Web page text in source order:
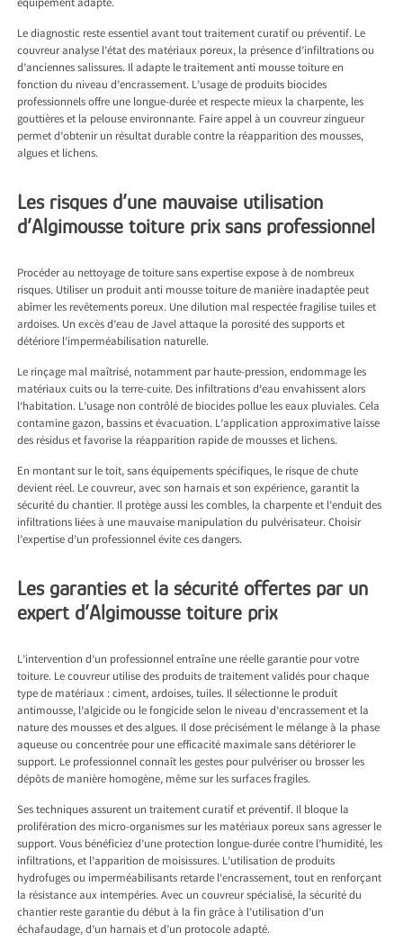
équipement adapté.
Le diagnostic reste essentiel avant tout traitement curatif ou préventif. Le
couvreur analyse l’état des matériaux poreux, la présence d’infiltrations ou
d’anciennes salissures. Il adapte le traitement anti mousse toiture en
fonction du niveau d’encrassement. L’usage de produits biocides
professionnels offre une longue-durée et respecte mieux la charpente, les
gouttières et la pelouse environnante. Faire appel à un couvreur zingueur
permet d’obtenir un résultat durable contre la réapparition des mousses,
algues et lichens.
Les risques d’une mauvaise utilisation
d’Algimousse toiture prix sans professionnel
Procéder au nettoyage de toiture sans expertise expose à de nombreux
risques. Utiliser un produit anti mousse toiture de manière inadaptée peut
abîmer les revêtements poreux. Une dilution mal respectée fragilise tuiles et
ardoises. Un excès d’eau de Javel attaque la porosité des supports et
détériore l’imperméabilisation naturelle.
Le rinçage mal maîtrisé, notamment par haute-pression, endommage les
matériaux cuits ou la terre-cuite. Des infiltrations d’eau envahissent alors
l’habitation. L’usage non contrôlé de biocides pollue les eaux pluviales. Cela
contamine gazon, bassins et évacuation. L’application approximative laisse
des résidus et favorise la réapparition rapide de mousses et lichens.
En montant sur le toit, sans équipements spécifiques, le risque de chute
devient réel. Le couvreur, avec son harnais et son expérience, garantit la
sécurité du chantier. Il protège aussi les combles, la charpente et l’enduit des
infiltrations liées à une mauvaise manipulation du pulvérisateur. Choisir
l’expertise d’un professionnel évite ces dangers.
Les garanties et la sécurité offertes par un
expert d’Algimousse toiture prix
L’intervention d’un professionnel entraîne une réelle garantie pour votre
toiture. Le couvreur utilise des produits de traitement validés pour chaque
type de matériaux : ciment, ardoises, tuiles. Il sélectionne le produit
antimousse, l’algicide ou le fongicide selon le niveau d’encrassement et la
nature des mousses et des algues. Il dose précisément le mélange à la phase
aqueuse ou concentrée pour une efficacité maximale sans détériorer le
support. Le professionnel connaît les gestes pour pulvériser ou brosser les
dépôts de manière homogène, même sur les surfaces fragiles.
Ses techniques assurent un traitement curatif et préventif. Il bloque la
prolifération des micro-organismes sur les matériaux poreux sans agresser le
support. Vous bénéficiez d’une protection longue-durée contre l’humidité, les
infiltrations, et l’apparition de moisissures. L’utilisation de produits
hydrofuges ou imperméabilisants retarde l’encrassement, tout en renforçant
la résistance aux intempéries. Avec un couvreur spécialisé, la sécurité du
chantier reste garantie du début à la fin grâce à l’utilisation d’un
échafaudage, d’un harnais et d’un protocole adapté.